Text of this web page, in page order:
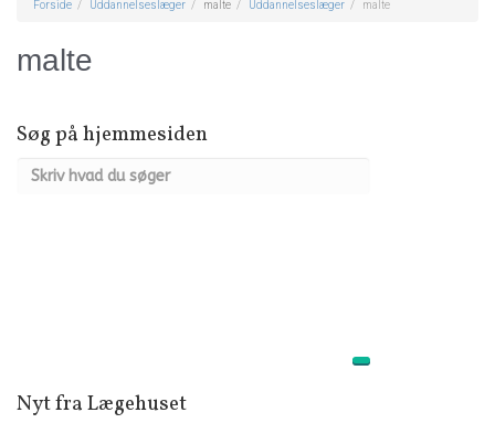
Forside Uddannelseslæger malte Uddannelseslæger malte
malte
Søg på hjemmesiden
Nyt fra Lægehuset